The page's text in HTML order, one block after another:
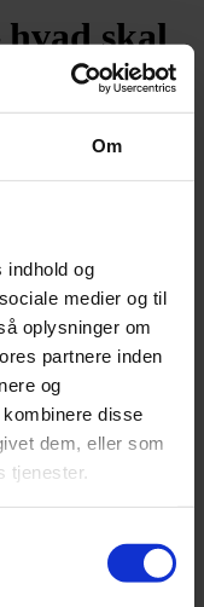
Om
indhold og
medier og til
oplysninger om
partnere inden
og
disse
dem, eller som
tjenester.
hvad skal
Det spørgsmål stiller
eller hvad
indkøb, skole og
bedste valg. Kører du
længere
løsning.
på diesel og benzin,
overveje, før du